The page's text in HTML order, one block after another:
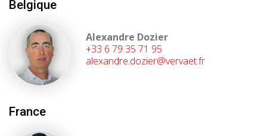
Belgique
Alexandre Dozier
+33 6 79 35 71 95
alexandre.dozier@vervaet.fr
France